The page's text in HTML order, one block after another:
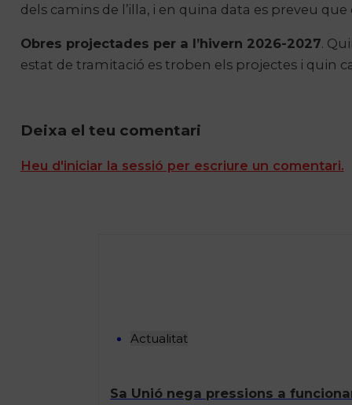
dels camins de l’illa, i en quina data es preveu
Obres projectades per a l’hivern 2026-2027.
estat de tramitació es troben els projectes i quin
Deixa el teu comentari
Heu d'iniciar la sessió per escriure un comentari.
Actualitat
Sa Unió nega pressions a